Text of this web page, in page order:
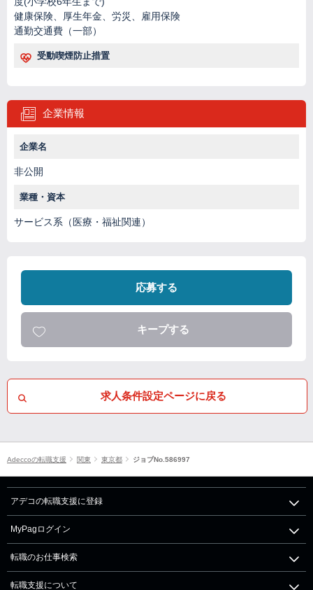
健康保険、厚生年金、労災、雇用保険
通勤交通費（一部）
受動喫煙防止措置
企業情報
企業名
非公開
業種・資本
サービス系（医療・福祉関連）
応募する
キープする
求人条件設定ページに戻る
Adeccoの転職支援 関東 東京都 ジョブNo.586997
アデコの転職支援に登録
MyPagログイン
転職のお仕事検索
転職支援について